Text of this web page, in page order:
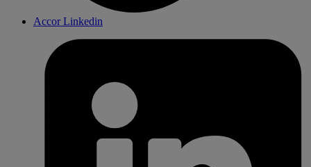
Accor Linkedin